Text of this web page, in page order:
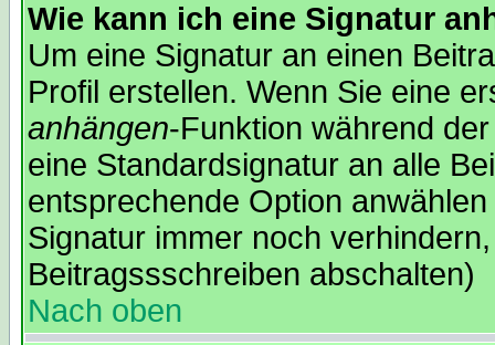
Wie kann ich eine Signatur
Um eine Signatur an einen
Profil erstellen. Wenn Sie eine
anhängen-Funktion während
eine Standardsignatur an alle
entsprechende Option
Signatur immer noch
Beitragssschreiben abschalten)
Nach oben